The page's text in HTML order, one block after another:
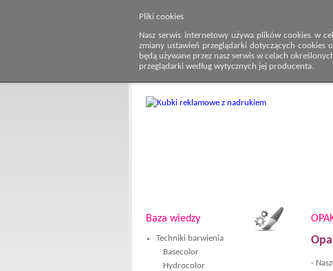
Pliki cookies
Nasz serwis internetowy używa plików cookies w
zmiany ustawień przeglądarki dotyczących cookies
będą używane przez nasz serwis w celach
przeglądarki według wytycznych jej producenta.
Baza wiedzy
Techniki barwienia
Basecolor
Hydrocolor
-